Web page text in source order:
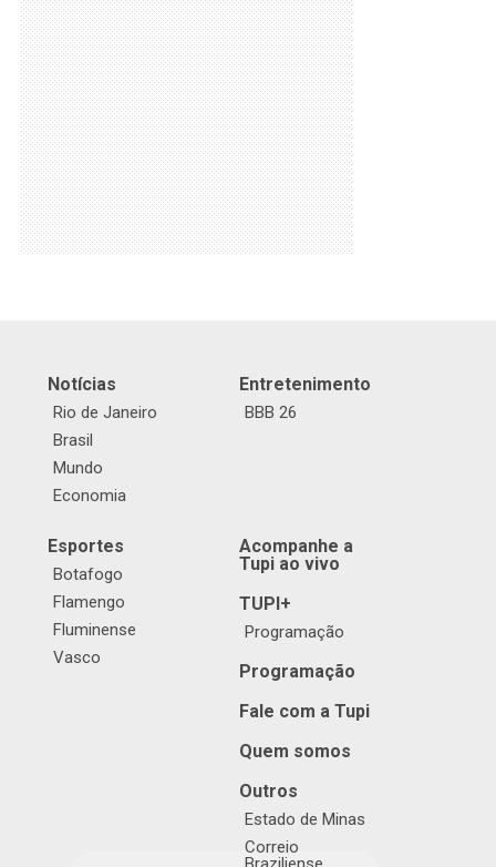
Notícias
Rio de Janeiro
Brasil
Mundo
Economia
Entretenimento
BBB 26
Esportes
Botafogo
Flamengo
Fluminense
Vasco
Acompanhe a
Tupi ao vivo
TUPI+
Programação
Programação
Fale com a Tupi
Quem somos
Outros
Estado de Minas
Correio